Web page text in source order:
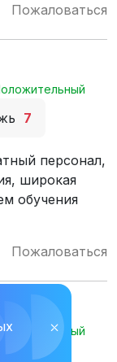
Пожаловаться
7
персонал,
широкая
обучения
Пожаловаться
⛌